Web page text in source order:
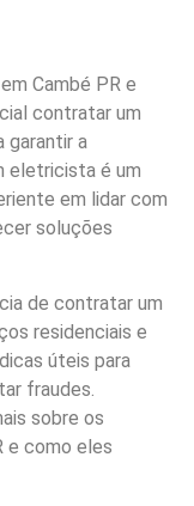
Cambé PR e
contratar um
garantir a
eletricista é um
em lidar com
soluções
de contratar um
residenciais e
úteis para
fraudes.
sobre os
e como eles